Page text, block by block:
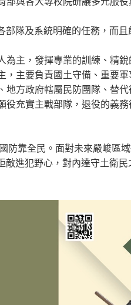
部隊及系統明確的任務，而
為主，發揮專業的訓練、精
，主要負責國土守備、重要
地方政府轄屬民防團隊、替
役充實主戰部隊，退役的義
防靠全民。面對未來嚴峻區
敵進犯野心，對內達守土衛